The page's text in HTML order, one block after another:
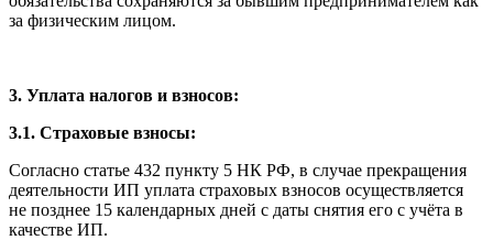
за физическим лицом.
3. Уплата налогов и взносов:
3.1. Страховые взносы:
Согласно статье 432 пункту 5 НК РФ, в случае прекращения
деятельности ИП уплата страховых взносов осуществляется
не позднее 15 календарных дней с даты снятия его с учёта в
качестве ИП.